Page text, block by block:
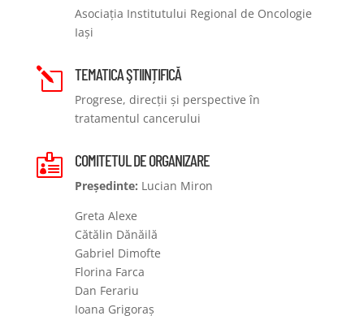
Asociația Institutului Regional de Oncologie
Iași
l TEMATICA ŞTIINȚIFICĂ
Progrese, direcții și perspective în
tratamentul cancerului
 COMITETUL DE ORGANIZARE
Președinte: Lucian Miron
Greta Alexe
Cătălin Dănăilă
Gabriel Dimofte
Florina Farca
Dan Ferariu
Ioana Grigoraș